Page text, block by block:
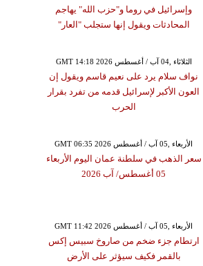
وإسرائيل في روما و"حزب الله" يهاجم
المحادثات ويقول إنها ستجلب "العار"
GMT 14:18 2026 الثلاثاء ,04 آب / أغسطس
نواف سلام يرد على نعيم قاسم ويقول إن
العون الأكبر لإسرائيل قدمه من تفرد بقرار
الحرب
GMT 06:35 2026 الأربعاء ,05 آب / أغسطس
سعر الذهب في سلطنة عمان اليوم الأربعاء
05 أغسطس/ آب 2026
GMT 11:42 2026 الأربعاء ,05 آب / أغسطس
ارتطام جزء ضخم من صاروخ سبيس إكس
بالقمر فكيف سيؤثر على الأرض